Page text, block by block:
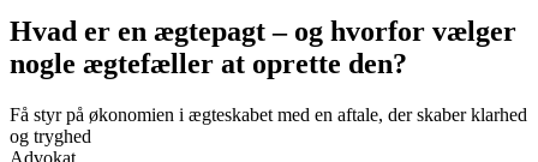
Hvad er en ægtepagt – og hvorfor vælger
nogle ægtefæller at oprette den?
Få styr på økonomien i ægteskabet med en aftale, der skaber klarhed
og tryghed
Advokat